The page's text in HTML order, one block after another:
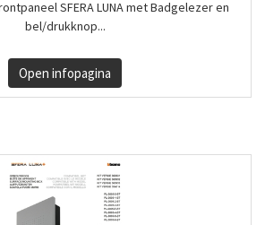
SFERA LUNA met Badgelezer en
bel/drukknop...
Open infopagina